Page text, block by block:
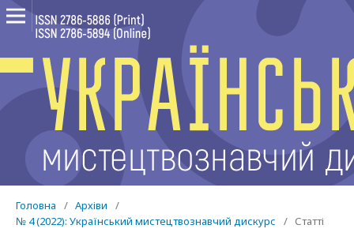
Головна / Архіви
/
№ 4 (2022): Український мистецтвознавчий дискурс
/ Статті